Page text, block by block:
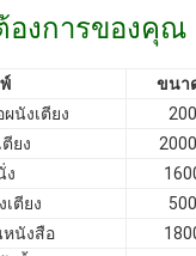
องการของคุณ
ขนา
นังเตียง
ยง
ง
ตียง
หนังสือ